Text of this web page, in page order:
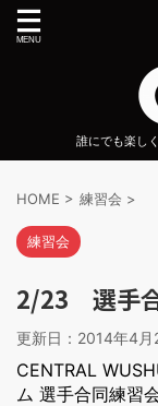
誰にでも楽し
HOME > 練習会 >
練習会
2/23 選手
更新日： 2014年4月
CENTRAL
ム 選手合同練習